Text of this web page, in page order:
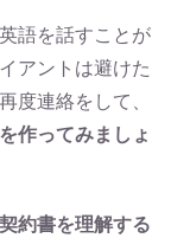
語を話すことが
アントは避けた
度連絡をして、
作ってみましょ
約書を理解する